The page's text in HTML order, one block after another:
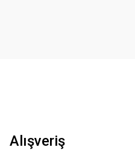
Alışveriş